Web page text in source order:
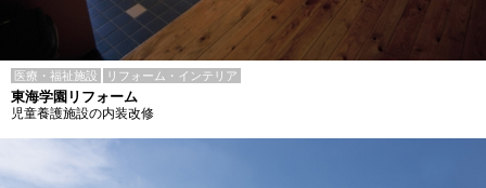
医療・福祉施設 リフォーム・インテリア
東海学園リフォーム
児童養護施設の内装改修